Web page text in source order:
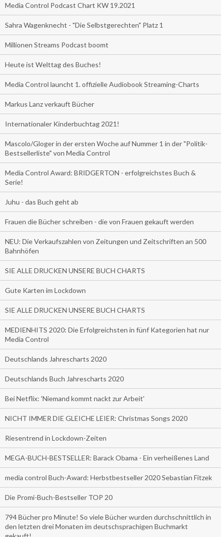
Media Control Podcast Chart KW 19.2021
Sahra Wagenknecht - "Die Selbstgerechten" Platz 1
Millionen Streams Podcast boomt
Heute ist Welttag des Buches!
Media Control launcht 1. offizielle Audiobook Streaming-Charts
Markus Lanz verkauft Bücher
Internationaler Kinderbuchtag 2021!
Mascolo/Gloger in der ersten Woche auf Nummer 1 in der "Politik-
Bestsellerliste" von Media Control
Media Control Award: BRIDGERTON - erfolgreichstes Buch &
Serie!
Juhu - das Buch geht ab
Frauen die Bücher schreiben - die von Frauen gekauft werden
NEU: Die Verkaufszahlen von Zeitungen und Zeitschriften an 500
Bahnhöfen
SIE ALLE DRUCKEN UNSERE BUCH CHARTS
Gute Karten im Lockdown
SIE ALLE DRUCKEN UNSERE BUCH CHARTS
MEDIENHITS 2020: Die Erfolgreichsten in fünf Kategorien hat nur
Media Control
Deutschlands Jahrescharts 2020
Deutschlands Buch Jahrescharts 2020
Bei Netflix: 'Niemand kommt nackt zur Arbeit'
NICHT IMMER DIE GLEICHE LEIER: Christmas Songs 2020
Riesentrend in Lockdown-Zeiten
MEGA-BUCH-BESTSELLER: Barack Obama - Ein verheißenes Land
media control Buch-Award: Herbstbestseller 2020 Sebastian Fitzek
Die Promi-Buch-Bestseller TOP 20
794 Bücher pro Minute! So viele Bücher wurden durchschnittlich in
den letzten drei Monaten im deutschsprachigen Buchmarkt